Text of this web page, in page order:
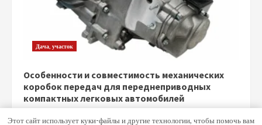
Дача, участок
Особенности и совместимость механических
коробок передач для переднеприводных
компактных легковых автомобилей
Этот сайт использует куки-файлы и другие технологии, чтобы помочь вам